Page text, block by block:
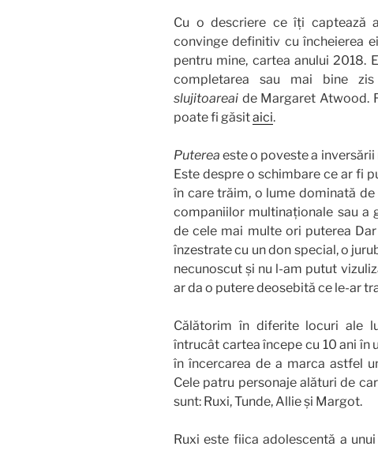
Cu o descriere ce îți captează
convinge definitiv cu încheierea
pentru mine, cartea anului 2018.
completarea sau mai bine
slujitoareai de Margaret Atwood.
poate fi găsitaici.
Putereaeste o poveste a
Este despre o schimbare ce ar fi
în care trăim, o lume dominată
companiilor multinaționale sau a
de cele mai multe ori puterea
înzestrate cu un don special, o
necunoscut și nu l-am putut
ar da o putere deosebită ce le-ar
Călătorim în diferite locuri ale
întrucât cartea începe cu 10 ani în
în încercarea de a marca astfel
Cele patru personaje alături de
sunt: Ruxi, Tunde, Allie și Margot.
Ruxi este fiica adolescentă a